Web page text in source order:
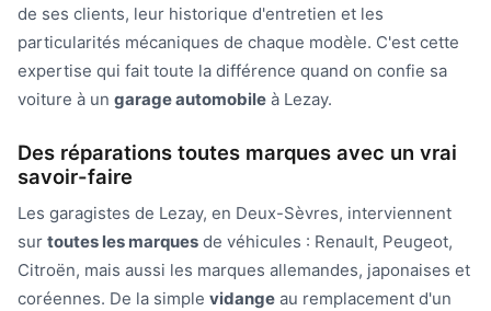
de ses clients, leur historique d'entretien et les
particularités mécaniques de chaque modèle. C'est cette
expertise qui fait toute la différence quand on confie sa
voiture à un garage automobile à Lezay.
Des réparations toutes marques avec un vrai
savoir-faire
Les garagistes de Lezay, en Deux-Sèvres, interviennent
sur toutes les marques de véhicules : Renault, Peugeot,
Citroën, mais aussi les marques allemandes, japonaises et
coréennes. De la simple vidange au remplacement d'un